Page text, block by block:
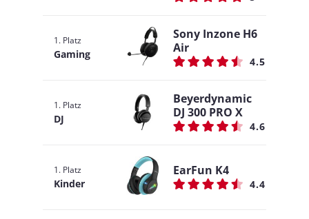
1. Platz
Gaming
Sony Inzone H6
Air
4.5
1. Platz
DJ
Beyerdynamic
DJ 300 PRO X
4.6
1. Platz
Kinder
EarFun K4
4.4